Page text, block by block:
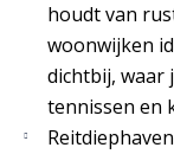
houdt van
woonwijken
dichtbij, waar
tennissen en